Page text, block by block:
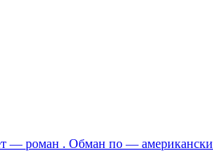
— роман . Обман по — американски